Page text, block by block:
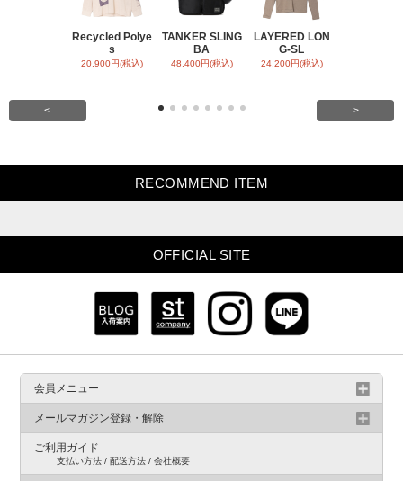
Recycled Polye
s
20,900円(税込)
TANKER SLING
BA
48,400円(税込)
LAYERED LON
G-SL
24,200円(税込)
< >
RECOMMEND ITEM
OFFICIAL SITE
会員メニュー
メールマガジン登録・解除
ご利用ガイド
支払い方法 / 配送方法 / 会社概要